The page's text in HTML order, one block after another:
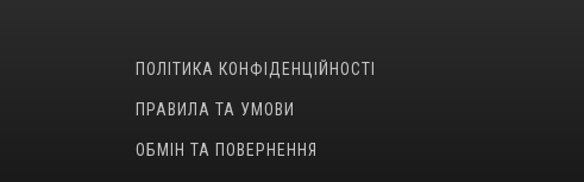
ПОЛІТИКА КОНФІДЕНЦІЙНОСТІ
ПРАВИЛА ТА УМОВИ
ОБМІН ТА ПОВЕРНЕННЯ